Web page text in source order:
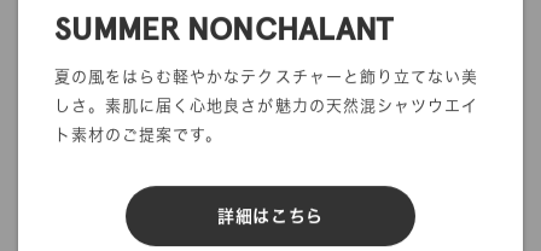
SUMMER NONCHALANT
夏の風をはらむ軽やかなテクスチャーと飾り立てない美
しさ。素肌に届く心地良さが魅力の天然混シャツウエイ
ト素材のご提案です。
詳細はこちら
反物オーダー サンプル帳依頼